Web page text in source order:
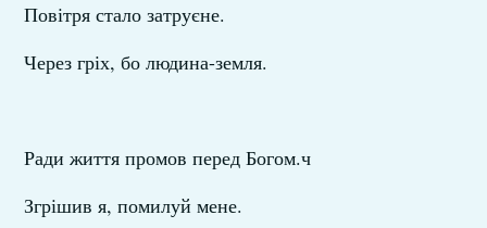
Повітря стало затруєне.
Через гріх, бо людина-земля.
Ради життя промов перед Богом.ч
Згрішив я, помилуй мене.